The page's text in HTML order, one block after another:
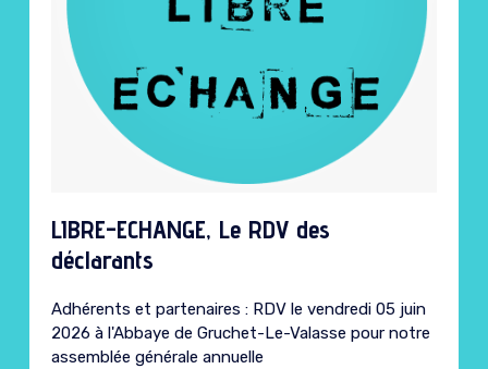
LIBRE-ECHANGE, Le RDV des
déclarants
Adhérents et partenaires : RDV le vendredi 05 juin
2026 à l'Abbaye de Gruchet-Le-Valasse pour notre
assemblée générale annuelle